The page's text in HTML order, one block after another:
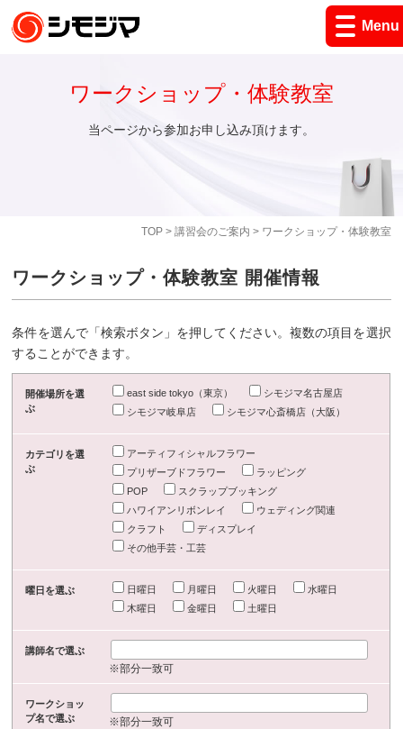
Menu
TOP> 講習会のご案内 > ワークショップ・体験教室
ワークショップ・体験教室
当ページから参加お申し込み頂けます。
ワークショップ・体験教室 開催情報
条件を選んで「検索ボタン」を押してください。複数の項目を選択
することができます。
開催場所を選
ぶ
east side tokyo（東京）
シモジマ名古屋店
シモジマ岐阜店
シモジマ心斎橋店（大阪）
カテゴリを選
ぶ
アーティフィシャルフラワー
プリザーブドフラワー
ラッピング
POP
スクラップブッキング
ハワイアンリボンレイ
ウェディング関連
クラフト
ディスプレイ
その他手芸・工芸
曜日を選ぶ 日曜日 月曜日 火曜日
水曜日
木曜日
金曜日 土曜日
講師名で選ぶ
※部分一致可
ワークショッ
プ名で選ぶ
※部分一致可